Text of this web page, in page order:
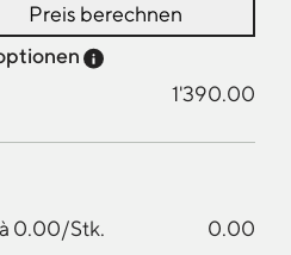
Preis berechnen
Preis-Tooltip
1'390.00
0.00/Stk.
0.00